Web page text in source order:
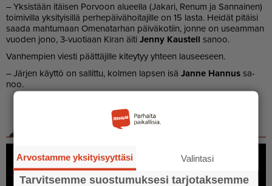
– Yk­sis­tään itäi­sen Por­voon alu­eel­la (Ja­ka­ri, Re­num ja San­nai­nen)
toi­mi­vil­la yk­si­tyi­sil­lä per­he­päi­vä­hoi­ta­jil­le on 15 las­ta. Hei­dät pi­täi­si
saa­da mah­tu­maan Ome­na­tar­han päi­vä­ko­tiin, jon­ne on use­am­man
vuo­den jono, 3-vuo­ti­aan Ki­ran äi­ti Jen­ny Kaus­tell sa­noo.
Van­hem­pien vies­ti päät­tä­jil­le ki­tey­tyy yh­teen lau­see­seen.
– Jär­jen käyt­tö on sal­lit­tu, kol­men lap­sen isä Jan­ne Han­nus sa­
noo.
Arvostamme yksityisyyttäsi Valintasi
Tarvitsemme suostumuksesi tarjotaksemme